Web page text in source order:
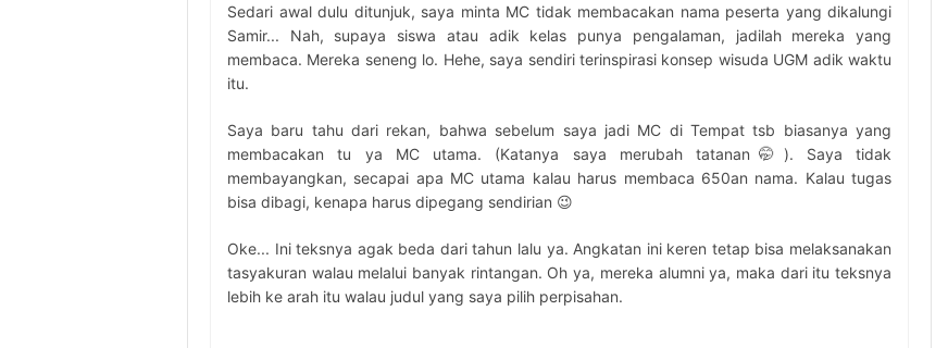
Sedari awal dulu ditunjuk, saya minta MC tidak membacakan nama peserta yang dikalungi
Samir... Nah, supaya siswa atau adik kelas punya pengalaman, jadilah mereka yang
membaca. Mereka seneng lo. Hehe, saya sendiri terinspirasi konsep wisuda UGM adik waktu
itu.
Saya baru tahu dari rekan, bahwa sebelum saya jadi MC di Tempat tsb biasanya yang
membacakan tu ya MC utama. (Katanya saya merubah tatanan🤭). Saya tidak
membayangkan, secapai apa MC utama kalau harus membaca 650an nama. Kalau tugas
bisa dibagi, kenapa harus dipegang sendirian 😉
Oke... Ini teksnya agak beda dari tahun lalu ya. Angkatan ini keren tetap bisa melaksanakan
tasyakuran walau melalui banyak rintangan. Oh ya, mereka alumni ya, maka dari itu teksnya
lebih ke arah itu walau judul yang saya pilih perpisahan.